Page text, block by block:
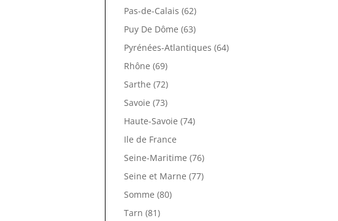
Pas-de-Calais (62)
Puy De Dôme (63)
Pyrénées-Atlantiques (64)
Rhône (69)
Sarthe (72)
Savoie (73)
Haute-Savoie (74)
Ile de France
Seine-Maritime (76)
Seine et Marne (77)
Somme (80)
Tarn (81)